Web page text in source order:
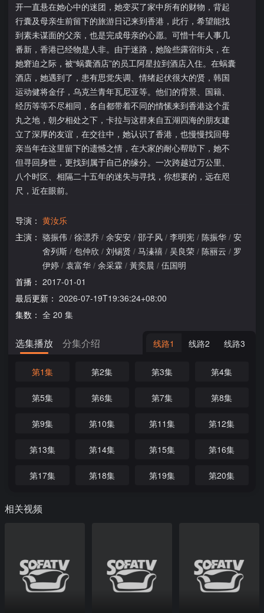
开一直悬在她心中的迷团，她变买了家中所有的财物，背起
行囊及母亲生前留下的旅游日记来到香港，此行，希望能找
到素未谋面的父亲，也是完成母亲的心愿。可惜十年人事几
番新，香港已经物是人非。由于迷路，她险些露宿街头，在
她窘迫之际，被“蜗囊酒店”的员工阿星拉到酒店入住。在蜗囊
酒店，她遇到了，患有思觉失调、情绪起伏很大的贤，韩国
运动健将金仔，乌克兰青年瓦尼亚等。他们的背景、国籍、
经历等等不尽相同，各自都带着不同的情愫来到香港这个蛋
丸之地，朝夕相处之下，卡拉与这群来自五湖四海的朋友建
立了深厚的友谊，在交往中，她认识了香港，也慢慢找回母
亲当年在这里留下的遗憾之情，在大家的耐心帮助下，她不
但寻回身世，更找到属于自己的缘分。一次跨越过万公里、
八个时区、相隔二十五年的迷失与寻找，你想要的，远在咫
尺，近在眼前。
导演： 黄汝乐
主演： 骆振伟 / 徐㴓乔 / 余安安 / 邵子风 / 李明宪 / 陈振华 / 安
舍列斯 / 包仲欣 / 刘锡贤 / 马溱禧 / 吴良荣 / 陈丽云 / 罗
伊婷 / 袁富华 / 余采霖 / 黃奕晨 / 伍国明
首播： 2017-01-01
最后更新： 2026-07-19T19:36:24+08:00
集数： 全 20 集
选集播放 分集介绍 线路1 线路2 线路3
第1集 第2集 第3集 第4集
第5集 第6集 第7集 第8集
第9集 第10集 第11集 第12集
第13集 第14集 第15集 第16集
第17集 第18集 第19集 第20集
相关视频